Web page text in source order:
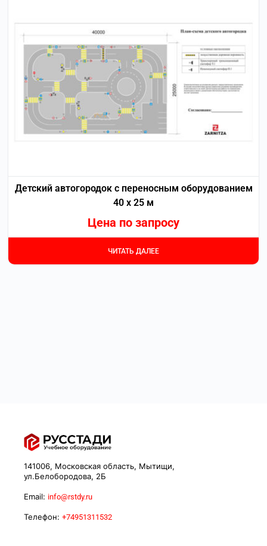
Детский автогородок с переносным оборудованием
40 х 25 м
Цена по запросу
ЧИТАТЬ ДАЛЕЕ
141006, Московская область, Мытищи,
ул.Белобородова, 2Б
Email: info@rstdy.ru
Телефон: +74951311532